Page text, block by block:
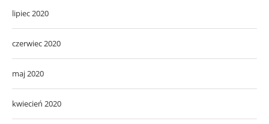
lipiec 2020
czerwiec 2020
maj 2020
kwiecień 2020